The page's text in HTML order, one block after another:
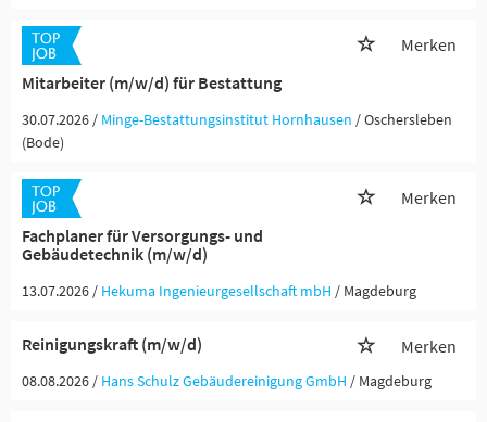
Mitarbeiter (m/w/d) für Bestattung
Merken
30.07.2026 / Minge-Bestattungsinstitut Hornhausen / Oschersleben
(Bode)
Fachplaner für Versorgungs- und
Gebäudetechnik (m/w/d)
Merken
13.07.2026 / Hekuma Ingenieurgesellschaft mbH / Magdeburg
Reinigungskraft (m/w/d) Merken
08.08.2026 / Hans Schulz Gebäudereinigung GmbH / Magdeburg